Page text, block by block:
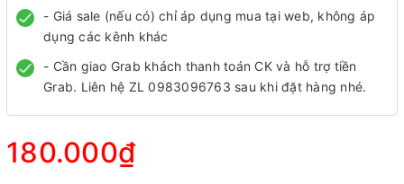
- Giá sale (nếu có) chỉ áp dụng mua tại web, không áp
dụng các kênh khác
- Cần giao Grab khách thanh toán CK và hỗ trợ tiền
Grab. Liên hệ ZL 0983096763 sau khi đặt hàng nhé.
180.000₫